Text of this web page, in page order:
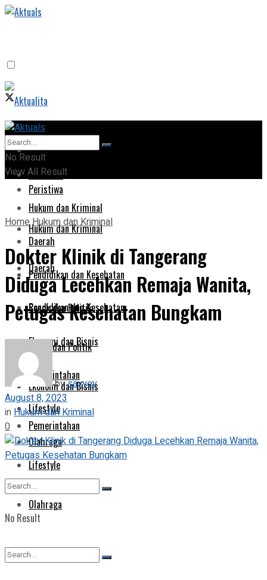
Home
Peristiwa
Hukum dan Kriminal
Daerah
Pendidikan dan Kesehatan
Sosok dan Politik
Ekonomi dan Bisnis
Pemerintahan
Lifestyle
Olahraga
No Result
View All Result
Home
Peristiwa
Hukum dan Kriminal
Daerah
Pendidikan dan Kesehatan
Sosok dan Politik
Ekonomi dan Bisnis
Pemerintahan
Lifestyle
Olahraga
No Result
View All Result
HomeHukum dan Kriminal
Dokter Klinik di Tangerang
Diduga Lecehkan Remaja Wanita,
Petugas Kesehatan Bungkam
bysayyev
August 8, 2023
inHukum dan Kriminal
0